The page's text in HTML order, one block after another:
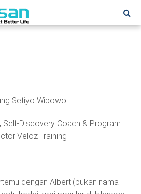
Setiyo Wibowo
Self-Discovery Coach & Program
Veloz Training
dengan Albert (bukan nama